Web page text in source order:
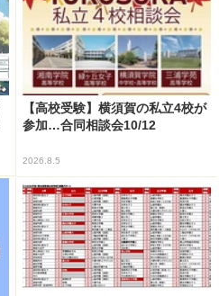
【高校受験】横須賀の私立4校が
参加…合同相談会10/12
2026.8.5